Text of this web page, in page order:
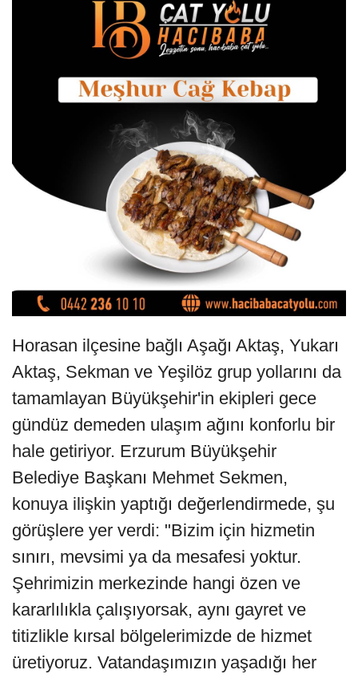
Horasan ilçesine bağlı Aşağı Aktaş, Yukarı
Aktaş, Sekman ve Yeşilöz grup yollarını da
tamamlayan Büyükşehir'in ekipleri gece
gündüz demeden ulaşım ağını konforlu bir
hale getiriyor. Erzurum Büyükşehir
Belediye Başkanı Mehmet Sekmen,
konuya ilişkin yaptığı değerlendirmede, şu
görüşlere yer verdi: "Bizim için hizmetin
sınırı, mevsimi ya da mesafesi yoktur.
Şehrimizin merkezinde hangi özen ve
kararlılıkla çalışıyorsak, aynı gayret ve
titizlikle kırsal bölgelerimizde de hizmet
üretiyoruz. Vatandaşımızın yaşadığı her